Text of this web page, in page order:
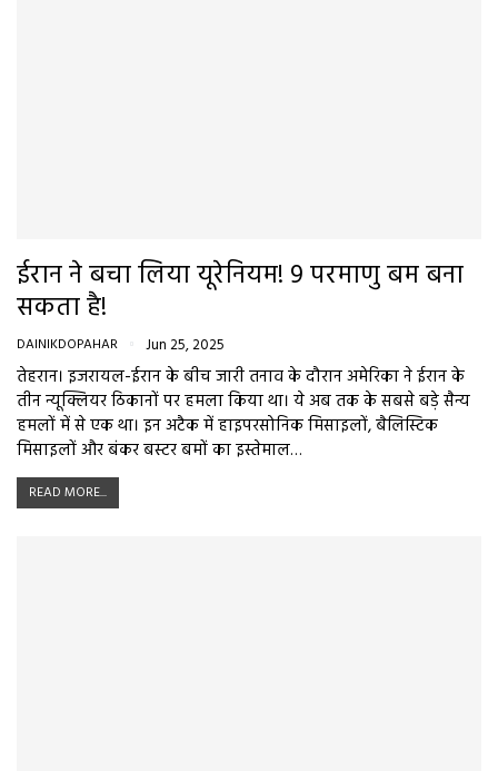
ईरान ने बचा लिया यूरेनियम! 9 परमाणु बम बना
सकता है!
DAINIKDOPAHAR Jun 25, 2025
तेहरान। इजरायल-ईरान के बीच जारी तनाव के दौरान अमेरिका ने ईरान के
तीन न्यूक्लियर ठिकानों पर हमला किया था। ये अब तक के सबसे बड़े सैन्य
हमलों में से एक था। इन अटैक में हाइपरसोनिक मिसाइलों, बैलिस्टिक
मिसाइलों और बंकर बस्टर बमों का इस्तेमाल…
READ MORE...